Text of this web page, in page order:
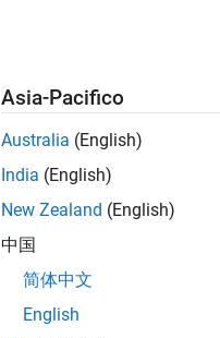
Asia-Pacifico
Australia (English)
India (English)
New Zealand (English)
中国
简体中文
English